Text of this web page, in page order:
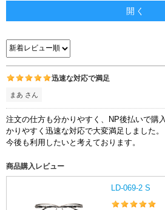
開く
迅速な対応で満足
まあ さん
注文の仕方も分かりやすく、NP後払いで購
かりやすく迅速な対応で大変満足しました。
今後も利用したいと考えております。
商品購入レビュー
LD-069-2 S